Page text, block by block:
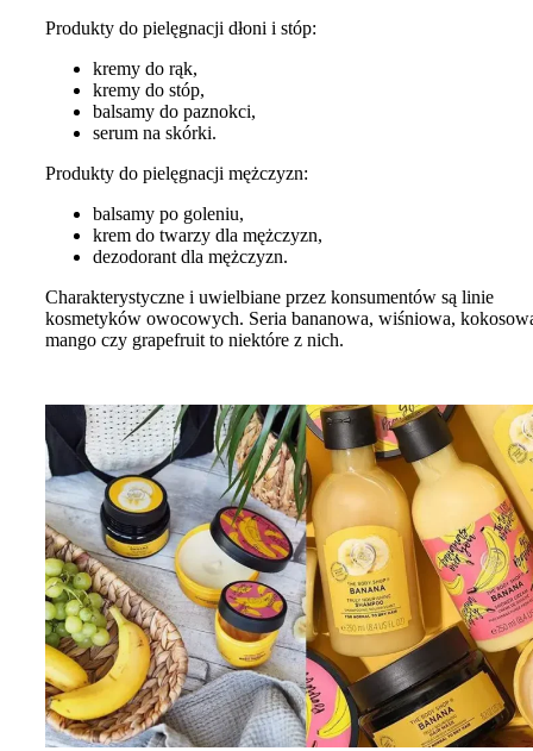
Produkty do pielęgnacji dłoni i stóp:
kremy do rąk,
kremy do stóp,
balsamy do paznokci,
serum na skórki.
Produkty do pielęgnacji mężczyzn:
balsamy po goleniu,
krem do twarzy dla mężczyzn,
dezodorant dla mężczyzn.
Charakterystyczne i uwielbiane przez konsumentów są linie
kosmetyków owocowych. Seria bananowa, wiśniowa,
mango czy grapefruit to niektóre z nich.